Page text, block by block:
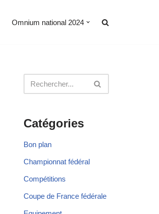
Omnium national 2024
Catégories
Bon plan
Championnat fédéral
Compétitions
Coupe de France fédérale